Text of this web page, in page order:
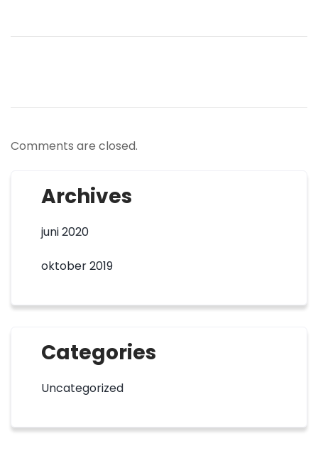
Comments are closed.
Archives
juni 2020
oktober 2019
Categories
Uncategorized